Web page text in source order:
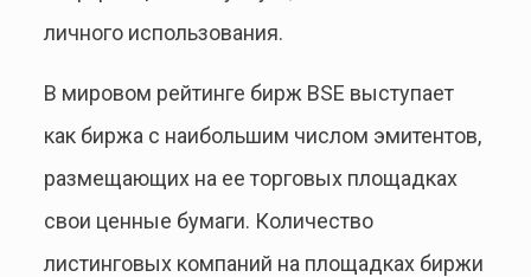
личного использования.
В мировом рейтинге бирж BSE выступает
как биржа с наибольшим числом эмитентов,
размещающих на ее торговых площадках
свои ценные бумаги. Количество
листинговых компаний на площадках биржи